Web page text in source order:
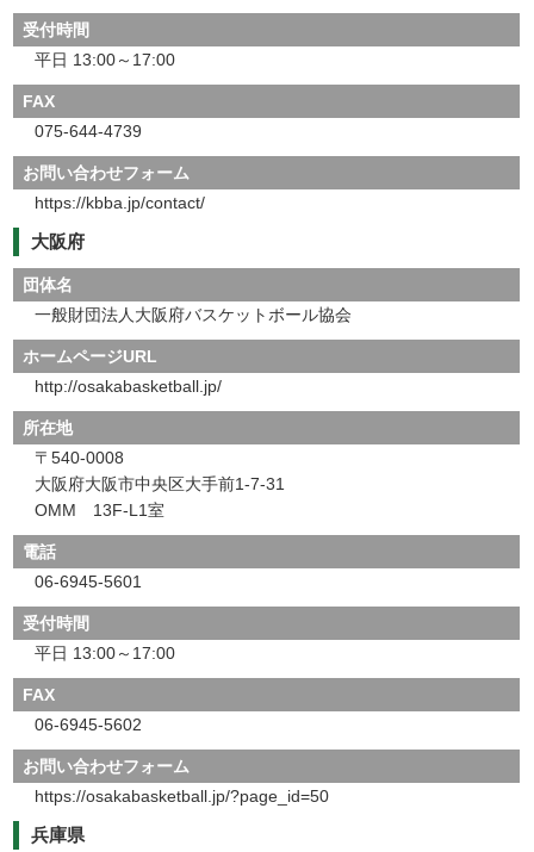
受付時間
平日 13:00～17:00
FAX
075-644-4739
お問い合わせフォーム
https://kbba.jp/contact/
大阪府
団体名
一般財団法人大阪府バスケットボール協会
ホームページURL
http://osakabasketball.jp/
所在地
〒540-0008
大阪府大阪市中央区大手前1-7-31
OMM 13F-L1室
電話
06-6945-5601
受付時間
平日 13:00～17:00
FAX
06-6945-5602
お問い合わせフォーム
https://osakabasketball.jp/?page_id=50
兵庫県